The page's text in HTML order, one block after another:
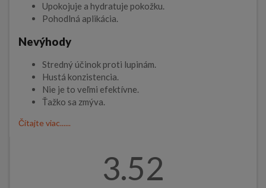
Upokojuje a hydratuje pokožku.
Pohodlná aplikácia.
Nevýhody
Stredný účinok proti lupinám.
Hustá konzistencia.
Nie je to veľmi efektívne.
Ťažko sa zmýva.
Čítajte viac......
3.52